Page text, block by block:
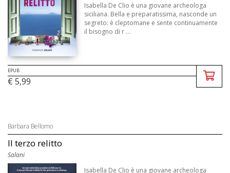
Isabella De Clio è una giovane archeologa
siciliana. Bella e preparatissima, nasconde un
segreto: è cleptomane e sente continuamente
il bisogno di r ...
EPUB
€ 5,99
Barbara Bellomo
Il terzo relitto
Salani
Isabella De Clio è una giovane archeologa